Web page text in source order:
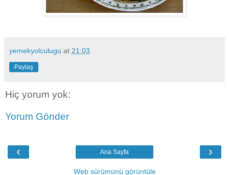
yemekyolculugu at 21:03
Paylaş
Hiç yorum yok:
Yorum Gönder
‹ ›
Ana Sayfa
Web sürümünü görüntüle